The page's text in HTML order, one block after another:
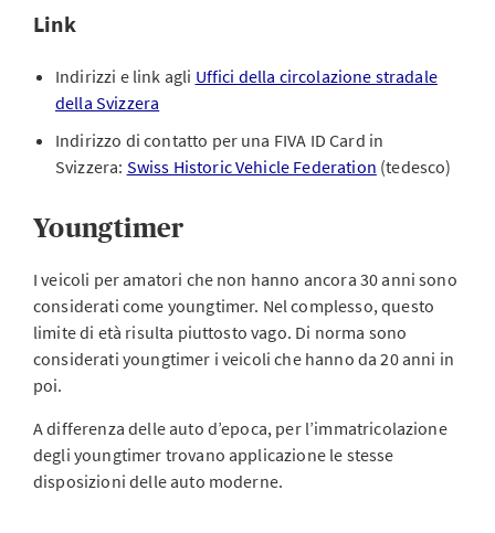
Link
Indirizzi e link agli Uffici della circolazione stradale
della Svizzera
Indirizzo di contatto per una FIVA ID Card in
Svizzera: Swiss Historic Vehicle Federation (tedesco)
Youngtimer
I veicoli per amatori che non hanno ancora 30 anni sono
considerati come youngtimer. Nel complesso, questo
limite di età risulta piuttosto vago. Di norma sono
considerati youngtimer i veicoli che hanno da 20 anni in
poi.
A differenza delle auto d’epoca, per l’immatricolazione
degli youngtimer trovano applicazione le stesse
disposizioni delle auto moderne.